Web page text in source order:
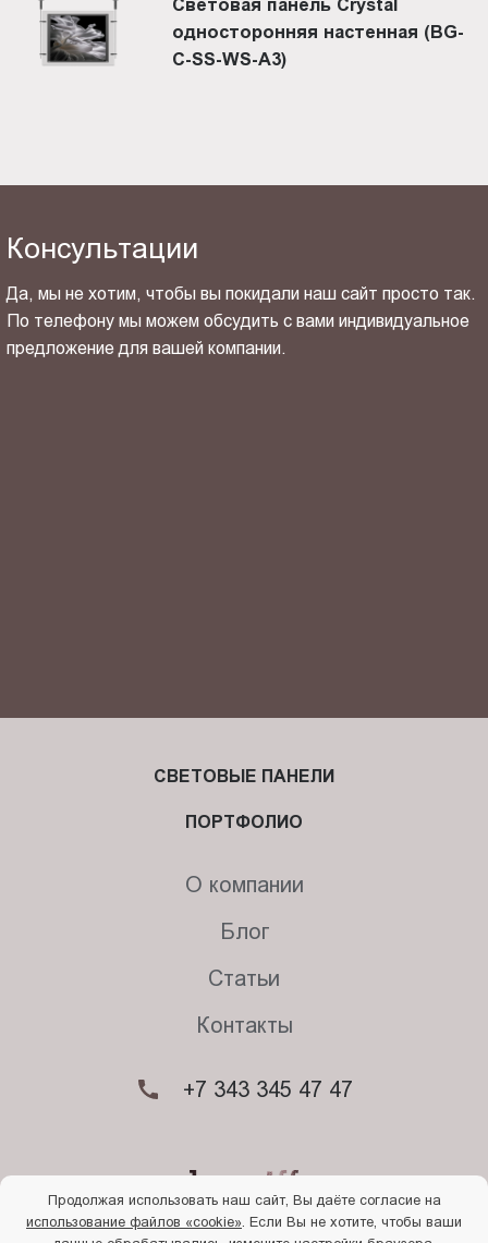
Световая панель Crystal
односторонняя настенная (BG-
C-SS-WS-A3)
Консультации
Да, мы не хотим, чтобы вы покидали наш сайт просто так.
По телефону мы можем обсудить с вами индивидуальное
предложение для вашей компании.
© 2026. Begriff
СВЕТОВЫЕ ПАНЕЛИ
ПОРТФОЛИО
О компании
Блог
Статьи
Контакты
+7 343 345 47 47
Продолжая использовать наш сайт, Вы даёте согласие на
использование файлов «cookie» . Если Вы не хотите, чтобы ваши